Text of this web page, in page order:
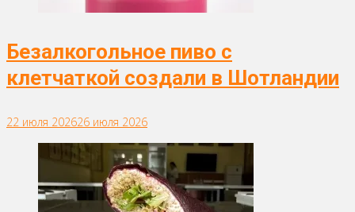
Безалкогольное пиво с
клетчаткой создали в Шотландии
22 июля 202626 июля 2026